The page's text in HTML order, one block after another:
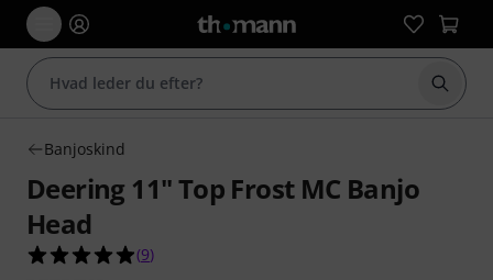
Start
Banjoskind
Deering 11" Top Frost MC Banjo
Head
4.9 ud af 5 stjerner fra 9 kundebedømmelser
(9)